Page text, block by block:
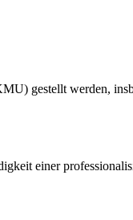
gestellt werden,
einer